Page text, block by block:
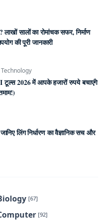
सालों का रोमांचक सफर, निर्माण
की पूरी जानकारी
Technology
2026 में आपके हजारों रुपये बचाएंगे
लिंग निर्धारण का वैज्ञानिक सच और
[67]
[92]